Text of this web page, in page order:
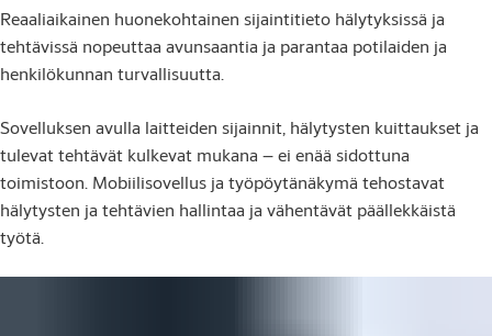
Reaaliaikainen huonekohtainen sijaintitieto hälytyksissä ja
tehtävissä nopeuttaa avunsaantia ja parantaa potilaiden ja
henkilökunnan turvallisuutta.
Sovelluksen avulla laitteiden sijainnit, hälytysten kuittaukset ja
tulevat tehtävät kulkevat mukana – ei enää sidottuna
toimistoon. Mobiilisovellus ja työpöytänäkymä tehostavat
hälytysten ja tehtävien hallintaa ja vähentävät päällekkäistä
työtä.